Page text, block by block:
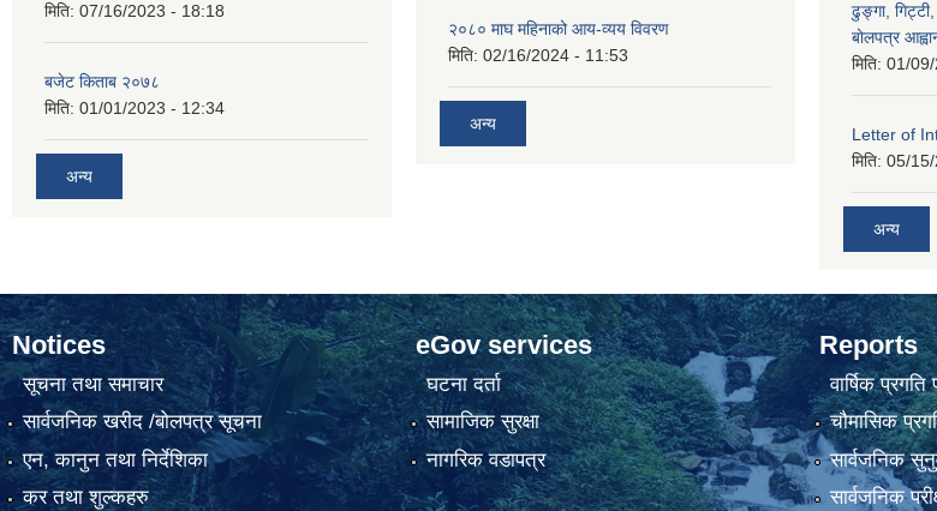
मिति: 07/16/2023 - 18:18
बजेट किताब २०७८
मिति: 01/01/2023 - 12:34
अन्य
२०८० माघ महिनाको आय-व्यय विवरण
मिति: 02/16/2024 - 11:53
अन्य
ढुङ्गा,
बोलपत्र
मिति: 01/
Letter of
मिति: 05/
अन्य
Notices
सूचना तथा समाचार
सार्वजनिक खरीद /बोलपत्र सूचना
एन, कानुन तथा निर्देशिका
कर तथा शुल्कहरु
eGov services
घटना दर्ता
सामाजिक सुरक्षा
नागरिक वडापत्र
Reports
वार्षिक
चौमासिक
सार्वजनिक
सार्वजनिक